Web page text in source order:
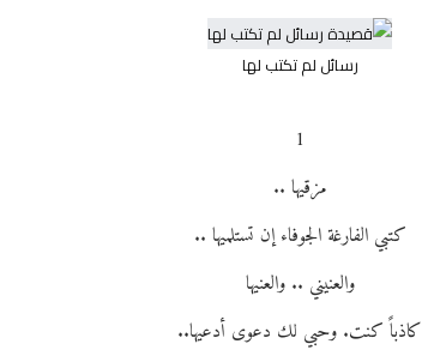
رسائل لم تكتب لها
1
مزقيها ..
كتبي الفارغة الجوفاء إن تستلميها ..
والعنيني .. والعنيها
كاذباً كنت. وحبي لك دعوى أدعيها..